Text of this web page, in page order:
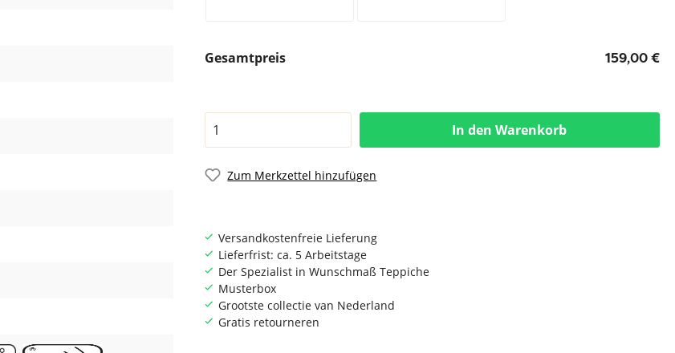
Gesamtpreis 159,00 €
In den Warenkorb
Zum Merkzettel hinzufügen
Versandkostenfreie Lieferung
Lieferfrist: ca. 5 Arbeitstage
Der Spezialist in Wunschmaß Teppiche
Musterbox
Grootste collectie van Nederland
Gratis retourneren